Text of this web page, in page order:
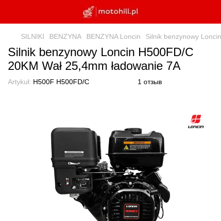
SILNIKI BENZYNA BENZYNA Loncin Silnik benzynowy
Silnik benzynowy Loncin H500FD/C
20KM Wał 25,4mm ładowanie 7A
Artykuł: H500F H500FD/C 1 отзыв